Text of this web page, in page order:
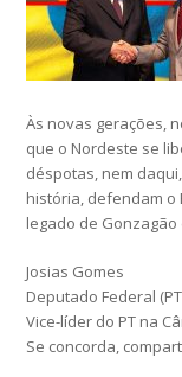
Às novas gerações,
que o Nordeste se
déspotas, nem
história, defendam o
legado de
Josias Gomes
Deputado Federal
Vice-líder do PT na
Se concorda,